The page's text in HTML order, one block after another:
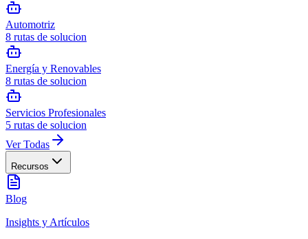
Automotriz
8 rutas de solucion
Energía y Renovables
8 rutas de solucion
Servicios Profesionales
5 rutas de solucion
Ver Todas
Recursos
Blog
Insights y Artículos